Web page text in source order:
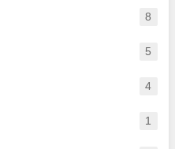
8
5
4
1